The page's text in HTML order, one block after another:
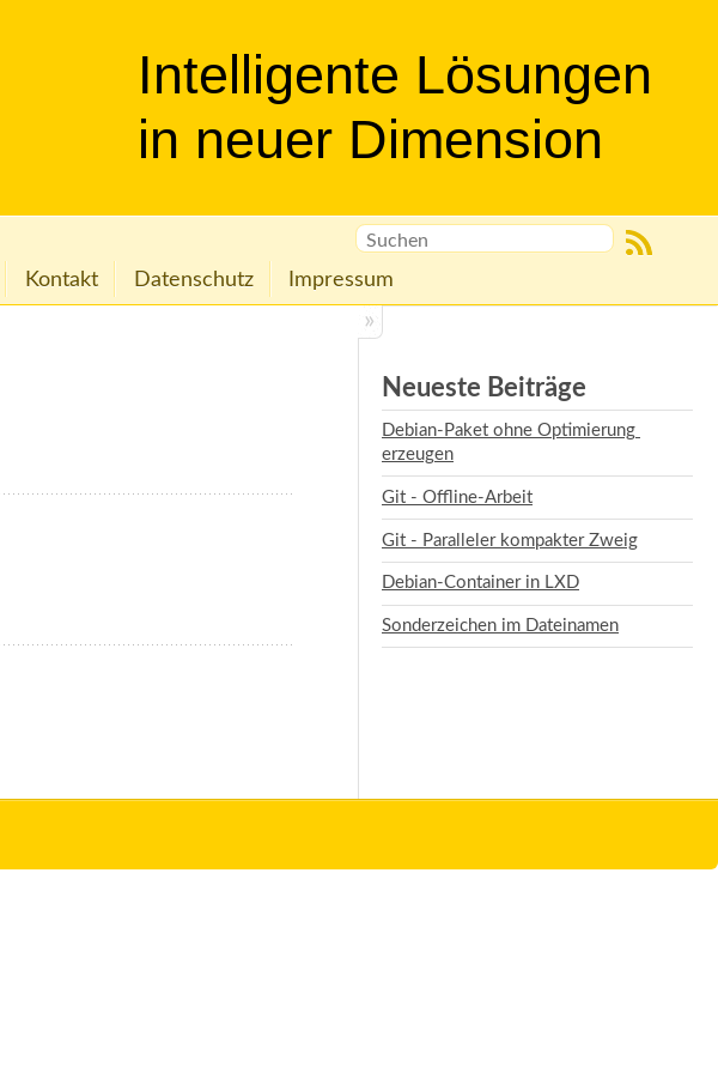
Intelligente Lösungen
in neuer Dimension
Kontakt Datenschutz Impressum
Neueste Beiträge
Debian-Paket ohne Optimierung
erzeugen
Git - Offline-Arbeit
Git - Paralleler kompakter Zweig
Debian-Container in LXD
Sonderzeichen im Dateinamen